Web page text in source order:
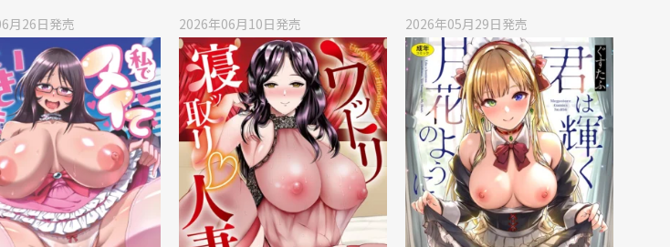
月26日発売 2026年06月10日発売 2026年05月29日発売